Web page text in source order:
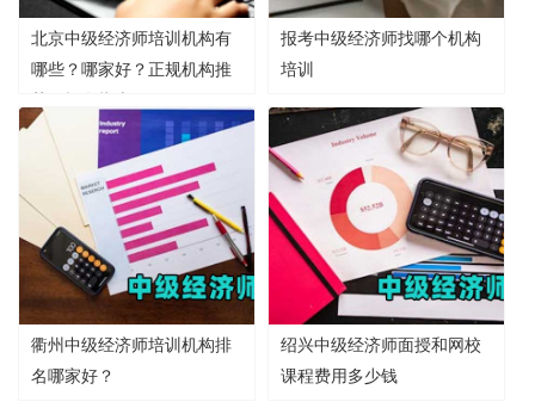
北京中级经济师培训机构有
哪些？哪家好？正规机构推
报考中级经济师找哪个机构
培训
衢州中级经济师培训机构排
名哪家好？
绍兴中级经济师面授和网校
课程费用多少钱